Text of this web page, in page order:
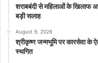
शराबबंदी से महिलाओं के खिलाफ
बड़ी सलाह
August 9, 2026
श्रीकृष्ण जन्मभूमि पर कारसेवा के
स्थगित